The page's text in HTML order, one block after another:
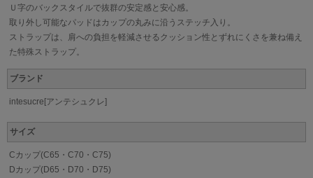
Ｕ字のバックスタイルで抜群の安定感と安心感。
取り外し可能なパッドはカップの丸みに沿うステッチ入り。
ストラップは、肩への負担を軽減させるクッション性とずれにくさを兼ね備え
た特殊ストラップ。
ブランド
intesucre[アンテシュクレ]
サイズ
Cカップ(C65・C70・C75)
Dカップ(D65・D70・D75)